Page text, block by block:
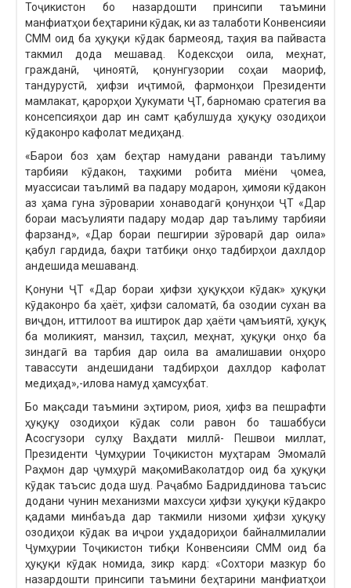
Тоҷикистон бо назардошти принсипи таъмини
манфиатҳои беҳтарини кӯдак, ки аз талаботи Конвенсияи
СММ оид ба ҳуқуқи кӯдак бармеояд, таҳия ва пайваста
такмил дода мешавад. Кодексҳои оила, меҳнат,
гражданӣ, ҷиноятӣ, қонунгузории соҳаи маориф,
тандурустӣ, ҳифзи иҷтимоӣ, фармонҳои Президенти
мамлакат, қарорҳои Ҳукумати ҶТ, барномаю сратегия ва
консепсияҳои дар ин самт қабулшуда ҳуқуқу озодиҳои
кӯдаконро кафолат медиҳанд.
«Барои боз ҳам беҳтар намудани раванди таълиму
тарбияи кӯдакон, таҳкими робита миёни ҷомеа,
муассисаи таълимӣ ва падару модарон, ҳимояи кӯдакон
аз ҳама гуна зӯроварии хонаводагӣ қонунҳои ҶТ «Дар
бораи масъулияти падару модар дар таълиму тарбияи
фарзанд», «Дар бораи пешгирии зӯроварӣ дар оила»
қабул гардида, баҳри татбиқи онҳо тадбирҳои дахлдор
андешида мешаванд.
Қонуни ҶТ «Дар бораи ҳифзи ҳуқуқҳои кӯдак» ҳуқуқи
кӯдаконро ба ҳаёт, ҳифзи саломатӣ, ба озодии сухан ва
виҷдон, иттилоот ва иштирок дар ҳаёти ҷамъиятӣ, ҳуқуқ
ба моликият, манзил, таҳсил, меҳнат, ҳуқуқи онҳо ба
зиндагӣ ва тарбия дар оила ва амалишавии онҳоро
тавассути андешидани тадбирҳои дахлдор кафолат
медиҳад»,-илова намуд ҳамсуҳбат.
Бо мақсади таъмини эҳтиром, риоя, ҳифз ва пешрафти
ҳуқуқу озодиҳои кӯдак соли равон бо ташаббуси
Асосгузори сулҳу Ваҳдати миллӣ- Пешвои миллат,
Президенти Ҷумҳурии Тоҷикистон муҳтарам Эмомалӣ
Раҳмон дар ҷумҳурӣ мақомиВаколатдор оид ба ҳуқуқи
кӯдак таъсис дода шуд. Раҷабмо Бадриддинова таъсис
додани чунин механизми махсуси ҳифзи ҳуқуқи кӯдакро
қадами минбаъда дар такмили низоми ҳифзи ҳуқуқу
озодиҳои кӯдак ва иҷрои уҳдадориҳои байналмилалии
Ҷумҳурии Тоҷикистон тибқи Конвенсияи СММ оид ба
ҳуқуқи кӯдак номида, зикр кард: «Сохтори мазкур бо
назардошти принсипи таъмини беҳтарини манфиатҳои